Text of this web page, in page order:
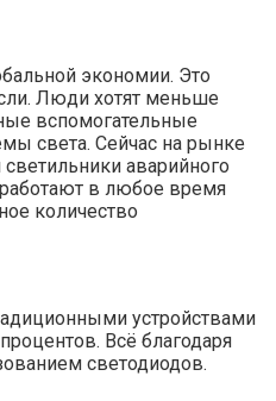
экономии. Это
Люди хотят меньше
вспомогательные
света. Сейчас на рынке
аварийного
в любое время
количество
устройствами
Всё благодаря
светодиодов.